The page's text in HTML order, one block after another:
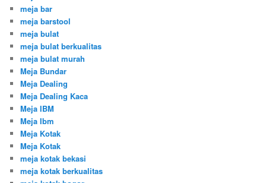
meja bar
meja barstool
meja bulat
meja bulat berkualitas
meja bulat murah
Meja Bundar
Meja Dealing
Meja Dealing Kaca
Meja IBM
Meja Ibm
Meja Kotak
Meja Kotak
meja kotak bekasi
meja kotak berkualitas